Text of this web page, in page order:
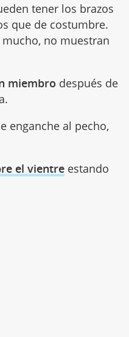
tener los brazos
que de costumbre.
no muestran
miembro después de
enganche al pecho,
el vientreestando